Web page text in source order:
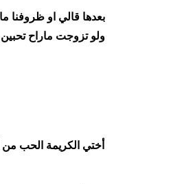
بعدها قالي او
ولو تزوجت ماراح
أختي الكريمة الحب من